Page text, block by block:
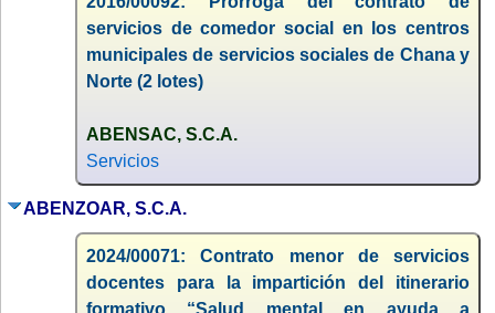
servicios de comedor social en los centros
municipales de servicios sociales de Chana y
Norte (2 lotes)
ABENSAC, S.C.A.
Servicios
ABENZOAR, S.C.A.
2024/00071: Contrato menor de servicios
docentes para la impartición del itinerario
formativo “Salud mental en ayuda a